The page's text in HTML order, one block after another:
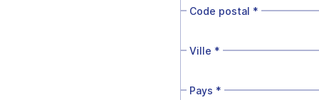
Code postal *
Ville *
Pays *